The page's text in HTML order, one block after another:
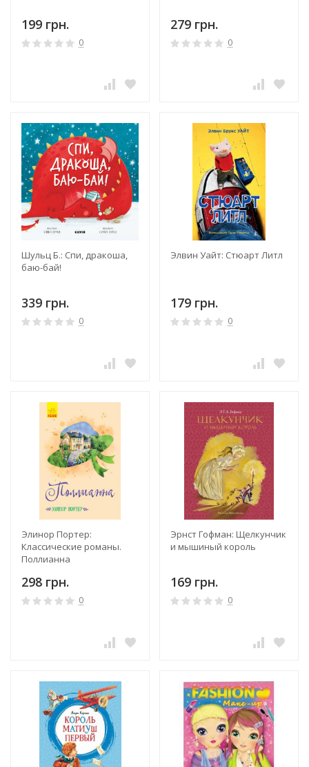
199 грн.
0
279 грн.
0
Шульц Б.: Спи, дракоша,
баю-бай!
339 грн.
0
Элвин Уайт: Стюарт Литл
179 грн.
0
Элинор Портер:
Классические романы.
Поллианна
298 грн.
0
Эрнст Гофман: Щелкунчик
и мышиный король
169 грн.
0